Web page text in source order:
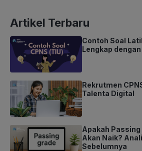
Artikel Terbaru
Contoh Soal
Lengkap
Rekrutmen
Talenta Digital
Apakah Passing
Akan Naik?
Sebelumnya